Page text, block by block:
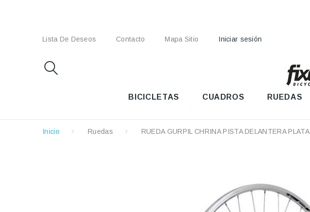
Lista De Deseos Contacto Mapa Sitio Iniciar sesión
BICICLETAS CUADROS RUEDAS
Inicio Ruedas RUEDA GURPIL CHRINA PISTA DELANTERA PLATA